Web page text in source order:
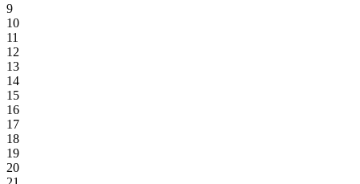
9
10
11
12
13
14
15
16
17
18
19
20